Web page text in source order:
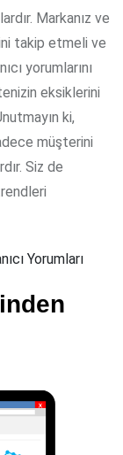
Markanız ve
takip etmeli ve
yorumlarını
eksiklerini
ki,
müşterini
Siz de
Yorumları